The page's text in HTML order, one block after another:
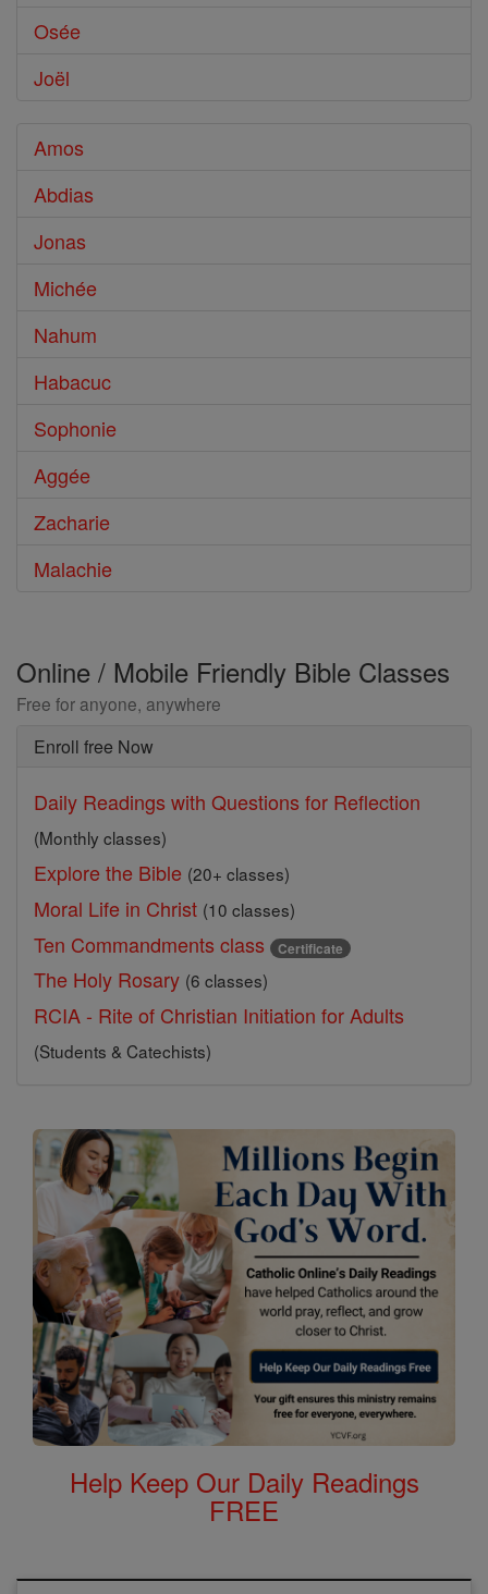
Osée
Joël
Amos
Abdias
Jonas
Michée
Nahum
Habacuc
Sophonie
Aggée
Zacharie
Malachie
Online / Mobile Friendly Bible Classes
Free for anyone, anywhere
Enroll free Now
Daily Readings with Questions for Reflection
(Monthly classes)
Explore the Bible (20+ classes)
Moral Life in Christ (10 classes)
Ten Commandments class Certificate
The Holy Rosary (6 classes)
RCIA - Rite of Christian Initiation for Adults
(Students & Catechists)
Help Keep Our Daily Readings
FREE